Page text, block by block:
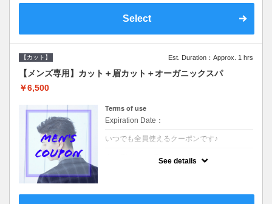
ら修復し美髪へと導く最新4stepトリートメ
ント☆内側からしっかり修復したい方に♪
Select
【カット】 Est. Duration：Approx. 1 hrs
【メンズ専用】カット＋眉カット＋オーガニックスパ
￥6,500
Terms of use
Expiration Date：
いつでも全員使えるクーポンです♪
気軽なスパです☆
See details